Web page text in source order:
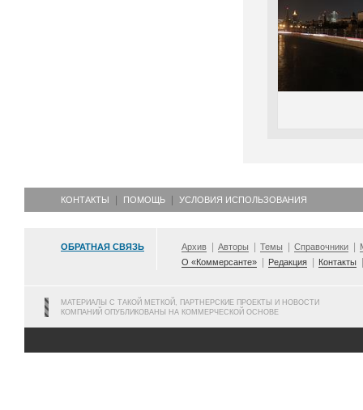
КОНТАКТЫ ПОМОЩЬ УСЛОВИЯ ИСПОЛЬЗОВАНИЯ
ОБРАТНАЯ СВЯЗЬ Архив Авторы Темы Справочники
О «Коммерсанте»
Редакция Контакты
МАТЕРИАЛЫ С ТАКОЙ МЕТКОЙ, ПАРТНЕРСКИЕ ПРОЕКТЫ И НОВОСТИ
КОМПАНИЙ ОПУБЛИКОВАНЫ НА КОММЕРЧЕСКОЙ ОСНОВЕ